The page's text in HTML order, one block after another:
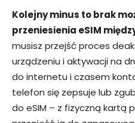
Kolejny minus to brak
przeniesienia eSIM
musisz przejść proces
urządzeniu i aktywacji na
do internetu i czasem
telefon się zepsuje lub
do eSIM – z fizyczną kartą